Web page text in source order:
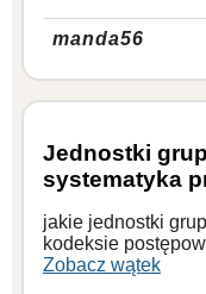
manda56
Jednostki
systematyka
jakie jednostki
kodeksie
Zobacz wątek